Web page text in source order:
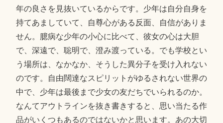
年の良さを見抜いているからです。少年は自分自身を
持てあましていて、自尊心がある反面、自信がありま
せん。臆病な少年の小心に比べて、彼女の心は大胆
で、深遠で、聡明で、澄み渡っている。でも学校とい
う場所は、なかなか、そうした異分子を受け入れない
のです。自由闊達なスピリットがゆるされない世界の
中で、少年は最後まで少女の友だちでいられるのか。
なんてアウトラインを抜き書きすると、思い当たる作
品がいくつもあるのではないかと思います。あの大切